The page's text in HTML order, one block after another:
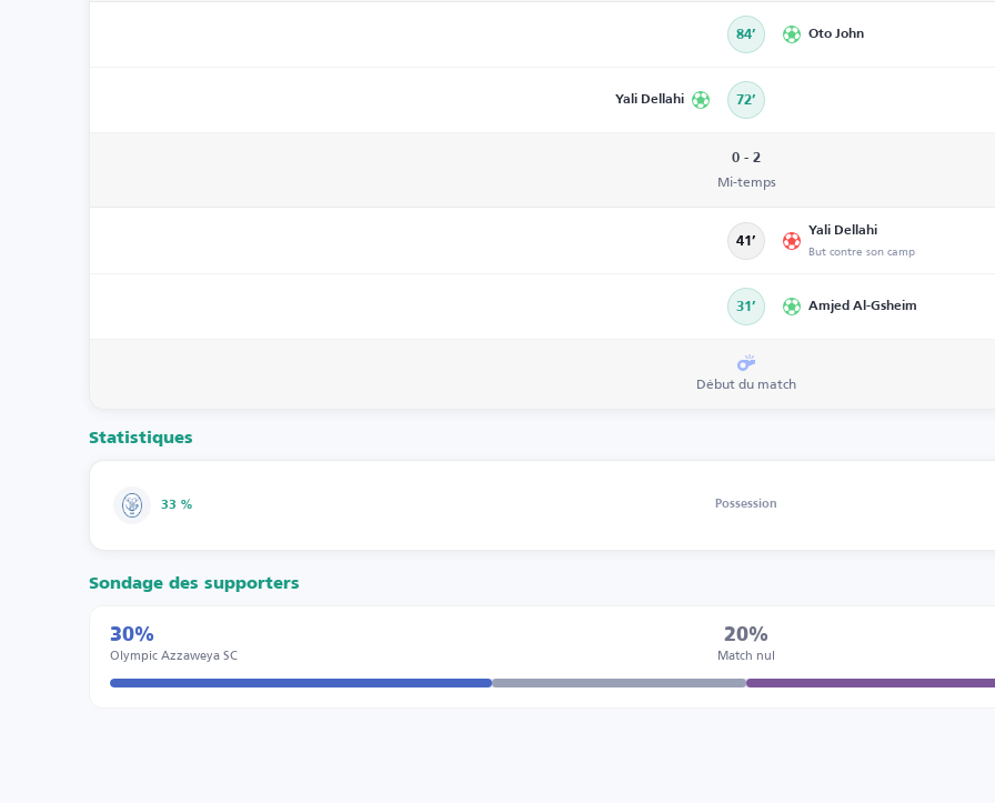
84’ Oto John
Yali Dellahi 72’
0 - 2
Mi-temps
41’
Yali Dellahi
But contre son camp
31’ Amjed Al-Gsheim
Début du match
Statistiques
33 % Possession
Sondage des supporters
30%
Olympic Azzaweya SC
20%
Match nul